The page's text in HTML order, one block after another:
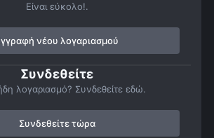
Είναι εύκολο!.
νέου λογαριασμού
Συνδεθείτε
λογαριασμό? Συνδεθείτε εδώ.
Συνδεθείτε τώρα